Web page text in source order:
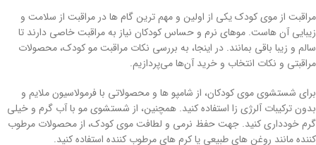
مراقبت از موی کودک یکی از اولین و مهم ‌ترین گام ‌ها در مراقبت از سلامت و
زیبایی آن‌ هاست. موهای نرم و حساس کودکان نیاز به مراقبت خاصی دارند تا
سالم و زیبا باقی بمانند. در اینجا، به بررسی نکات مراقبت مو کودک، محصولات
مراقبتی و نکات انتخاب و خرید آن‌ها می‌پردازیم.
برای شستشوی موی کودکان، از شامپو ها و محصولاتی با فرمولاسیون ملایم و
بدون ترکیبات آلرژی ‌زا استفاده کنید. همچنین، از شستشوی مو با آب گرم و خیلی
گرم خودداری کنید. جهت حفظ نرمی و لطافت موی کودک، از محصولات مرطوب
کننده مانند روغن ‌های طبیعی یا کرم‌ های مرطوب کننده استفاده کنید.